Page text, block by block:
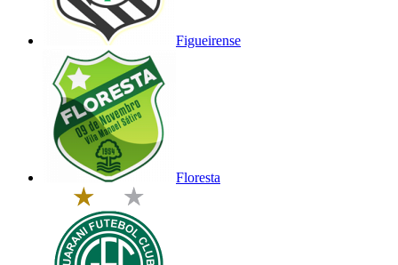
Figueirense
Floresta